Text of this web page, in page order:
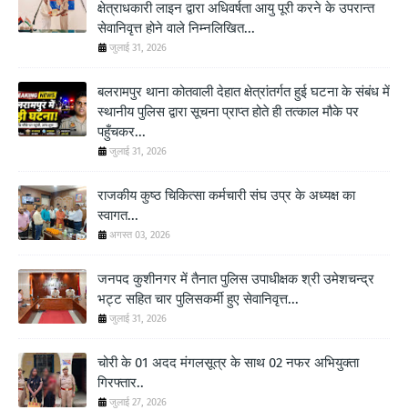
क्षेत्राधकारी लाइन द्वारा अधिवर्षता आयु पूरी करने के उपरान्त
सेवानिवृत्त होने वाले निम्नलिखित...
जुलाई 31, 2026
बलरामपुर थाना कोतवाली देहात क्षेत्रांतर्गत हुई घटना के संबंध में
स्थानीय पुलिस द्वारा सूचना प्राप्त होते ही तत्काल मौके पर
पहुँचकर...
जुलाई 31, 2026
राजकीय कुष्ठ चिकित्सा कर्मचारी संघ उप्र के अध्यक्ष का
स्वागत...
अगस्त 03, 2026
जनपद कुशीनगर में तैनात पुलिस उपाधीक्षक श्री उमेशचन्द्र
भट्ट सहित चार पुलिसकर्मी हुए सेवानिवृत्त...
जुलाई 31, 2026
चोरी के 01 अदद मंगलसूत्र के साथ 02 नफर अभियुक्ता
गिरफ्तार..
जुलाई 27, 2026